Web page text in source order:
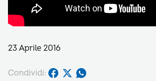
23 Aprile 2016
Condividi: